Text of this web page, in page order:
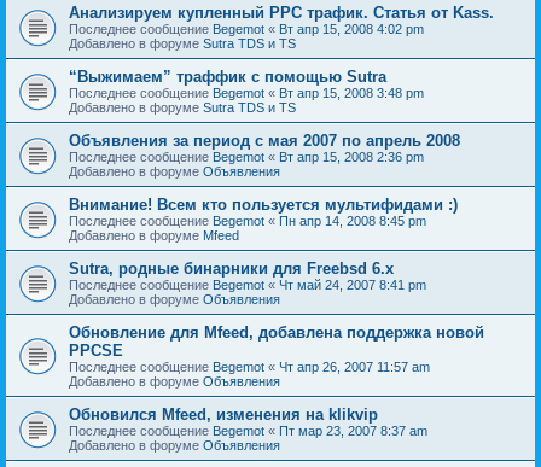
Анализируем купленный PPC трафик. Статья от Kass.
Последнее сообщение Begemot « Вт апр 15, 2008 4:02 pm
Добавлено в форуме Sutra TDS и TS
“Выжимаем” траффик с помощью Sutra
Последнее сообщение Begemot « Вт апр 15, 2008 3:48 pm
Добавлено в форуме Sutra TDS и TS
Объявления за период с мая 2007 по апрель 2008
Последнее сообщение Begemot « Вт апр 15, 2008 2:36 pm
Добавлено в форуме Объявления
Внимание! Всем кто пользуется мультифидами :)
Последнее сообщение Begemot « Пн апр 14, 2008 8:45 pm
Добавлено в форуме Mfeed
Sutra, родные бинарники для Freebsd 6.x
Последнее сообщение Begemot « Чт май 24, 2007 8:41 pm
Добавлено в форуме Объявления
Обновление для Mfeed, добавлена поддержка новой
PPCSE
Последнее сообщение Begemot « Чт апр 26, 2007 11:57 am
Добавлено в форуме Объявления
Обновился Mfeed, изменения на klikvip
Последнее сообщение Begemot « Пт мар 23, 2007 8:37 am
Добавлено в форуме Объявления